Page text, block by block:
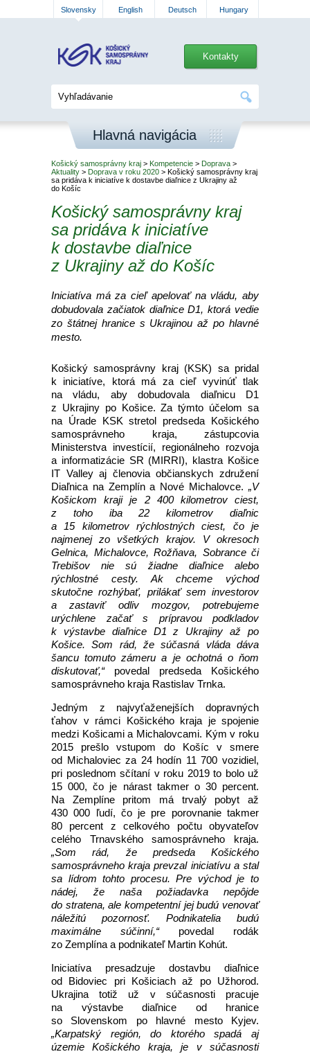
Slovensky English Deutsch Hungary
Kontakty
Hlavná navigácia
Košický samosprávny kraj > Kompetencie > Doprava >
Aktuality > Doprava v roku 2020 > Košický samosprávny kraj
sa pridáva k iniciatíve k dostavbe diaľnice z Ukrajiny až
do Košíc
Košický samosprávny kraj
sa pridáva k iniciatíve
k dostavbe diaľnice
z Ukrajiny až do Košíc
Iniciatíva má za cieľ apelovať na vládu, aby
dobudovala začiatok diaľnice D1, ktorá vedie
zo štátnej hranice s Ukrajinou až po hlavné
mesto.
Košický samosprávny kraj (KSK) sa pridal
k iniciatíve, ktorá má za cieľ vyvinúť tlak
na vládu, aby dobudovala diaľnicu D1
z Ukrajiny po Košice. Za týmto účelom sa
na Úrade KSK stretol predseda Košického
samosprávneho kraja, zástupcovia
Ministerstva investícií, regionálneho rozvoja
a informatizácie SR (MIRRI), klastra Košice
IT Valley aj členovia občianskych združení
Diaľnica na Zemplín a Nové Michalovce. „V
Košickom kraji je 2 400 kilometrov ciest,
z toho iba 22 kilometrov diaľnic
a 15 kilometrov rýchlostných ciest, čo je
najmenej zo všetkých krajov. V okresoch
Gelnica, Michalovce, Rožňava, Sobrance či
Trebišov nie sú žiadne diaľnice alebo
rýchlostné cesty. Ak chceme východ
skutočne rozhýbať, prilákať sem investorov
a zastaviť odliv mozgov, potrebujeme
urýchlene začať s prípravou podkladov
k výstavbe diaľnice D1 z Ukrajiny až po
Košice. Som rád, že súčasná vláda dáva
šancu tomuto zámeru a je ochotná o ňom
diskutovať,“povedal predseda Košického
samosprávneho kraja Rastislav Trnka.
Jedným z najvyťaženejších dopravných
ťahov v rámci Košického kraja je spojenie
medzi Košicami a Michalovcami. Kým v roku
2015 prešlo vstupom do Košíc v smere
od Michaloviec za 24 hodín 11 700 vozidiel,
pri poslednom sčítaní v roku 2019 to bolo už
15 000, čo je nárast takmer o 30 percent.
Na Zemplíne pritom má trvalý pobyt až
430 000 ľudí, čo je pre porovnanie takmer
80 percent z celkového počtu obyvateľov
celého Trnavského samosprávneho kraja.
„Som rád, že predseda Košického
samosprávneho kraja prevzal iniciatívu a stal
sa lídrom tohto procesu. Pre východ je to
nádej, že naša požiadavka nepôjde
do stratena, ale kompetentní jej budú venovať
náležitú pozornosť. Podnikatelia budú
maximálne súčinní,“ povedal rodák
zo Zemplína a podnikateľ Martin Kohút.
Iniciatíva presadzuje dostavbu diaľnice
od Bidoviec pri Košiciach až po Užhorod.
Ukrajina totiž už v súčasnosti pracuje
na výstavbe diaľnice od hranice
so Slovenskom po hlavné mesto Kyjev.
„Karpatský región, do ktorého spadá aj
územie Košického kraja, je v súčasnosti